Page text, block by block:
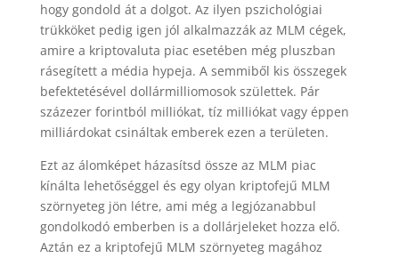
hogy gondold át a dolgot. Az ilyen pszichológiai
trükköket pedig igen jól alkalmazzák az MLM cégek,
amire a kriptovaluta piac esetében még pluszban
rásegített a média hypeja. A semmiből kis összegek
befektetésével dollármilliomosok születtek. Pár
százezer forintból milliókat, tíz milliókat vagy éppen
milliárdokat csináltak emberek ezen a területen.
Ezt az álomképet házasítsd össze az MLM piac
kínálta lehetőséggel és egy olyan kriptofejű MLM
szörnyeteg jön létre, ami még a legjózanabbul
gondolkodó emberben is a dollárjeleket hozza elő.
Aztán ez a kriptofejű MLM szörnyeteg magához